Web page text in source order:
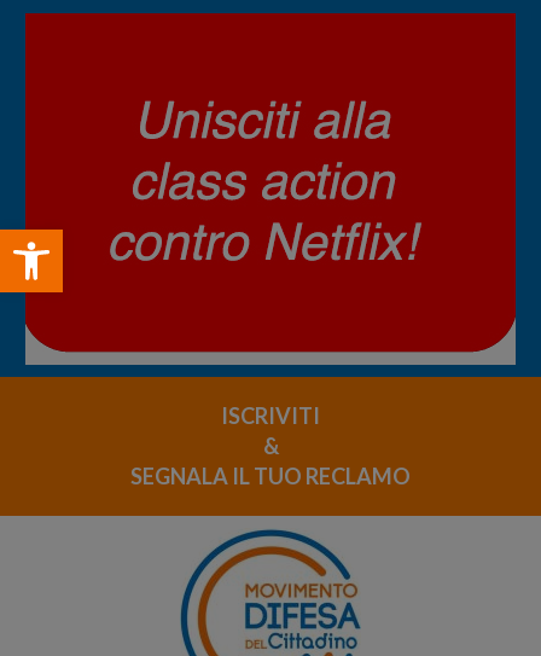
Open toolbar
ISCRIVITI
&
SEGNALA IL TUO RECLAMO